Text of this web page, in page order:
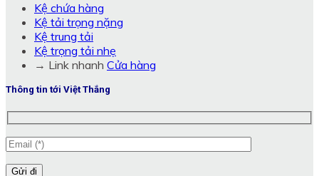
Kệ chứa hàng
Kệ tải trọng nặng
Kệ trung tải
Kệ trọng tải nhẹ
→ Link nhanh Cửa hàng
Thông tin tới Việt Thắng